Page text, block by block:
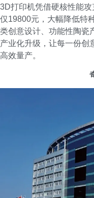
3D打印机凭借硬核性能
仅19800元，大幅降低特
类创意设计、功能性陶瓷
产业化升级，让每一份创
高效量产。